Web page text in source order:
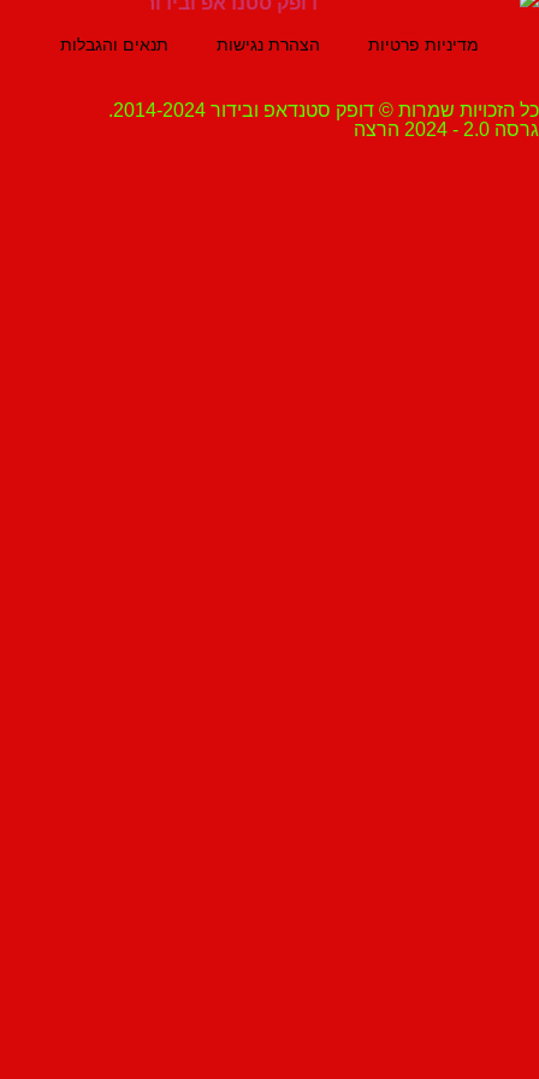
מדיניות פרטיות הצהרת נגישות תנאים והגבלות
שמרות © דופק סטנדאפ ובידור 2014-2024.